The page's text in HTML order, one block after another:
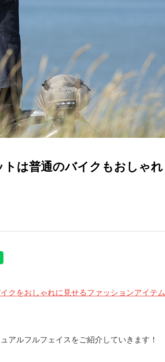
トは普通のバイクもおしゃれ
クをおしゃれに見せるファッションアイテム
アルフルフェイスをご紹介していきます！